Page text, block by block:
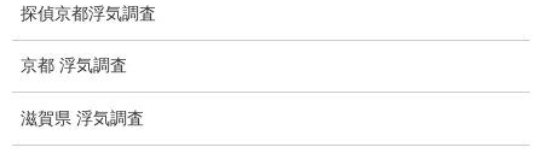
探偵京都浮気調査
京都 浮気調査
滋賀県 浮気調査